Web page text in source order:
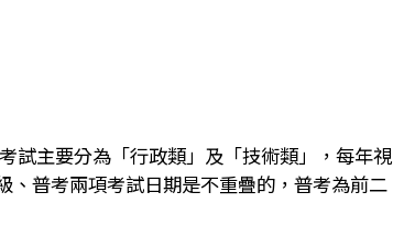
試主要分為「行政類」及「技術類」，每年視
普考兩項考試日期是不重疊的，普考為前二